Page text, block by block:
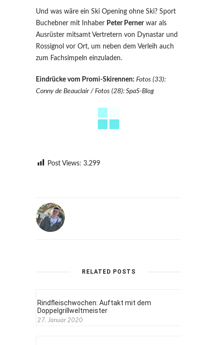
Und was wäre ein Ski Opening ohne Ski? Sport
Buchebner mit Inhaber Peter Pernerwar als
Ausrüster mitsamt Vertretern von Dynastar und
Rossignol vor Ort, um neben dem Verleih auch
zum Fachsimpeln einzuladen.
Eindrücke vom Promi-Skirennen: Fotos (33):
Conny de Beauclair / Fotos (28): SpaS-Blog
Post Views: 3.299
RELATED POSTS
Rindfleischwochen: Auftakt mit dem
Doppelgrillweltmeister
27. Januar 2020